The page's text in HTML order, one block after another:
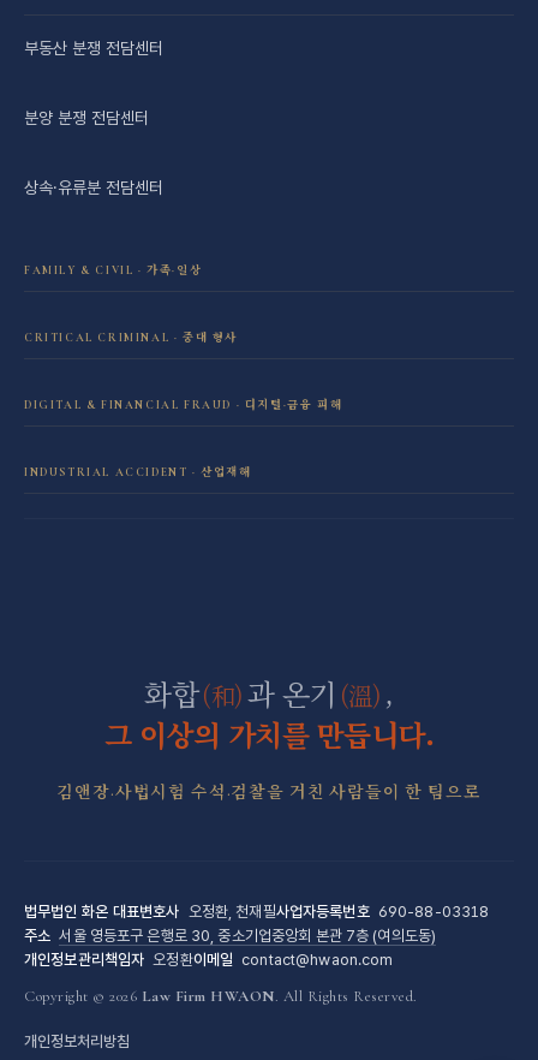
부동산 분쟁 전담센터
분양 분쟁 전담센터
상속·유류분 전담센터
FAMILY & CIVIL · 가족·일상
학교폭력 전담센터
CRITICAL CRIMINAL · 중대 형사
DIGITAL & FINANCIAL FRAUD · 디지털·금융 피해
INDUSTRIAL ACCIDENT · 산업재해
화합(和)과 온기 (溫) ,
그 이상의 가치를 만듭니다.
김앤장·사법시험 수석·검찰을 거친 사람들이 한 팀으로
법무법인 화온 대표변호사 오정환, 천재필사업자등록번호 690-88-03318
주소 서울 영등포구 은행로 30, 중소기업중앙회 본관 7층 (여의도동)
개인정보관리책임자 오정환이메일 contact@hwaon.com
Copyright © 2026 Law Firm HWAON. All Rights Reserved.
개인정보처리방침